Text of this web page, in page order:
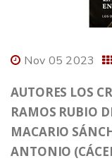
Nov 05 2023
AUTORES LOS
RAMOS RUBIO
MACARIO
ANTONIO